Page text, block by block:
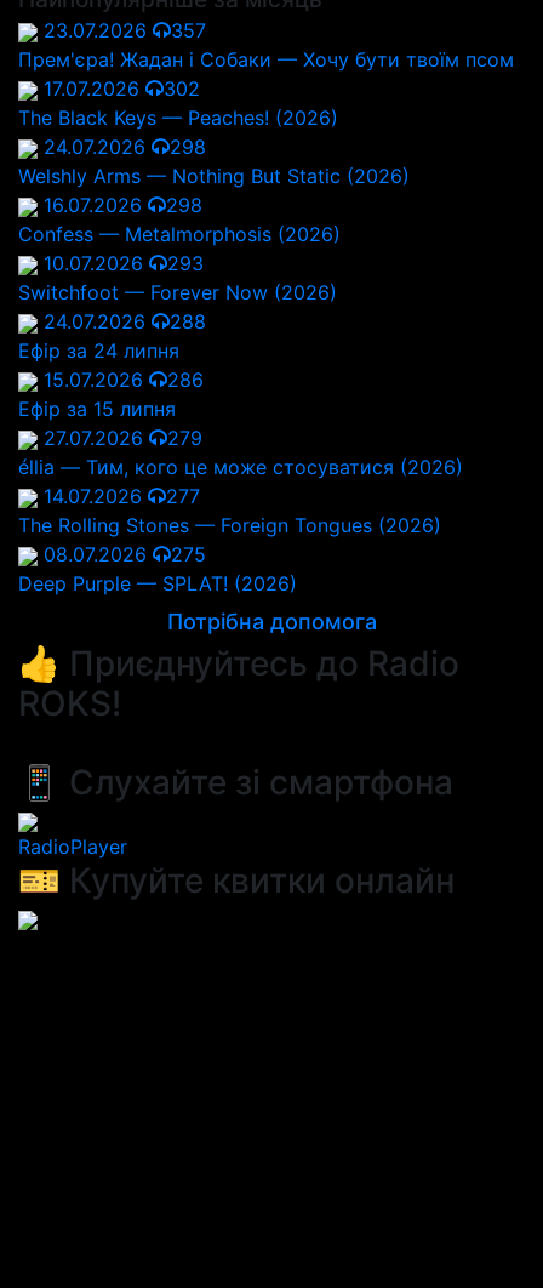
23.07.2026
357
Прем'єра! Жадан і Собаки — Хочу бути твоїм псом
17.07.2026
302
The Black Keys — Peaches! (2026)
24.07.2026
298
Welshly Arms — Nothing But Static (2026)
16.07.2026
298
Confess — Metalmorphosis (2026)
10.07.2026
293
Switchfoot — Forever Now (2026)
24.07.2026
288
Ефір за 24 липня
15.07.2026
286
Ефір за 15 липня
27.07.2026
279
éllia — Тим, кого це може стосуватися (2026)
14.07.2026
277
The Rolling Stones — Foreign Tongues (2026)
08.07.2026
275
Deep Purple — SPLAT! (2026)
Потрібна допомога
👍 Приєднуйтесь до Radio
ROKS!
📱 Слухайте зі смартфона
RadioPlayer
🎫 Купуйте квитки онлайн